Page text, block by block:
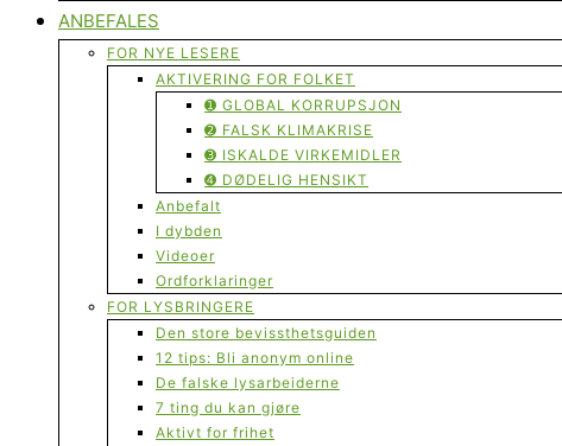
ANBEFALES
FOR NYE LESERE
AKTIVERING FOR FOLKET
➊ GLOBAL KORRUPSJON
➋ FALSK KLIMAKRISE
➌ ISKALDE VIRKEMIDLER
➍ DØDELIG HENSIKT
Anbefalt
I dybden
Videoer
Ordforklaringer
FOR LYSBRINGERE
Den store bevissthetsguiden
12 tips: Bli anonym online
De falske lysarbeiderne
7 ting du kan gjøre
Aktivt for frihet